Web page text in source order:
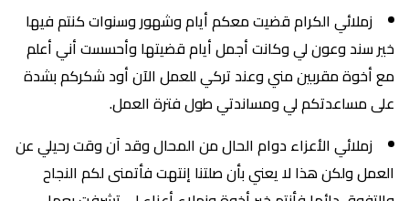
زملائي الكرام قضيت معكم أيام وشهور وسنوات كنتم فيها
خير سند وعون لي وكانت أجمل أيام قضيتها وأحسست أني أعلم
مع أخوة مقربين مني وعند تركي للعمل الآن أود شكركم بشدة
على مساعدتكم لي ومساندتي طول فترة العمل.
زملائي الأعزاء دوام الحال من المحال وقد آن وقت رحيلي عن
العمل ولكن هذا لا يعني بأن صلتنا إنتهت فأتمنى لكم النجاح